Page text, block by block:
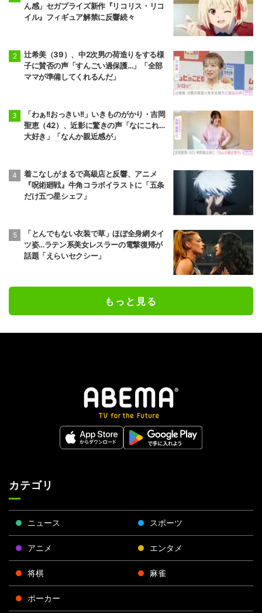
ん感」セガプライズ新作『リコリス・リコ
イル』フィギュア解禁に反響続々
辻希美（39）、中2次男の荷造りをする様
子に賛否の声「すんごい過保護…」「全部
ママが準備してくれるんだ」
「わぁ!!おっきい!!」いきものがかり・吉岡
聖恵（42）、近影に驚きの声「なにこれ…
大好き」「なんか親近感が」
着こなしがまるで高級店と反響、アニメ
『呪術廻戦』牛角コラボイラストに「五条
だけ五つ星シェフ」
「とんでもない衣装で草」ほぼ全身網タイ
ツ姿…ラテン系美女レスラーの電撃復帰が
話題「えらいセクシー」
もっと見る
カテゴリ
ニュース スポーツ
アニメ エンタメ
将棋 麻雀
ポーカー